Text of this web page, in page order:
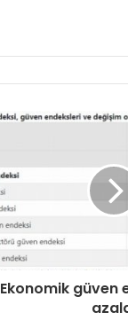
Ekonomik güven